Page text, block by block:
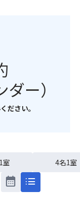
ー）
ださい。
室
4名1室
calendar_month list